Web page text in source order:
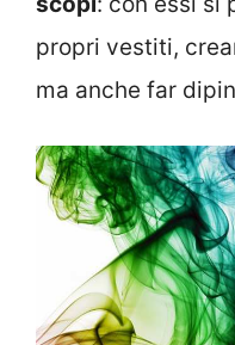
propri vestiti,
ma anche far